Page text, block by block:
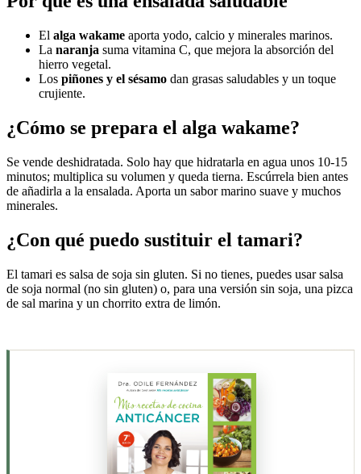
El alga wakame aporta yodo, calcio y minerales marinos.
La naranja suma vitamina C, que mejora la absorción del
hierro vegetal.
Los piñones y el sésamo dan grasas saludables y un toque
crujiente.
¿Cómo se prepara el alga wakame?
Se vende deshidratada. Solo hay que hidratarla en agua unos 10-15
minutos; multiplica su volumen y queda tierna. Escúrrela bien antes
de añadirla a la ensalada. Aporta un sabor marino suave y muchos
minerales.
¿Con qué puedo sustituir el tamari?
El tamari es salsa de soja sin gluten. Si no tienes, puedes usar salsa
de soja normal (no sin gluten) o, para una versión sin soja, una pizca
de sal marina y un chorrito extra de limón.